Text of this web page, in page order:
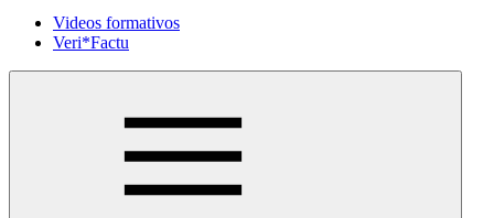
Videos formativos
Veri*Factu